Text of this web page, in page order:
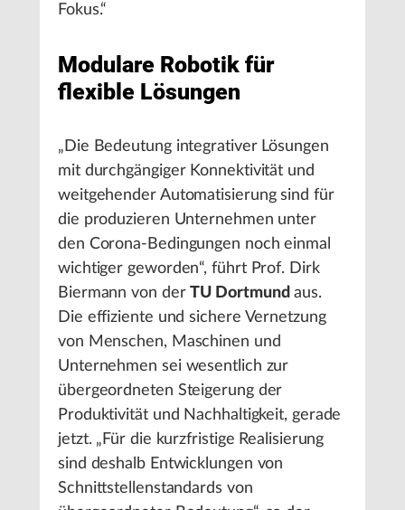
Fokus.“
Modulare Robotik für
flexible Lösungen
„Die Bedeutung integrativer Lösungen
mit durchgängiger Konnektivität und
weitgehender Automatisierung sind für
die produzieren Unternehmen unter
den Corona-Bedingungen noch einmal
wichtiger geworden“, führt Prof. Dirk
Biermann von derTU Dortmund aus.
Die effiziente und sichere Vernetzung
von Menschen, Maschinen und
Unternehmen sei wesentlich zur
übergeordneten Steigerung der
Produktivität und Nachhaltigkeit, gerade
jetzt. „Für die kurzfristige Realisierung
sind deshalb Entwicklungen von
Schnittstellenstandards von